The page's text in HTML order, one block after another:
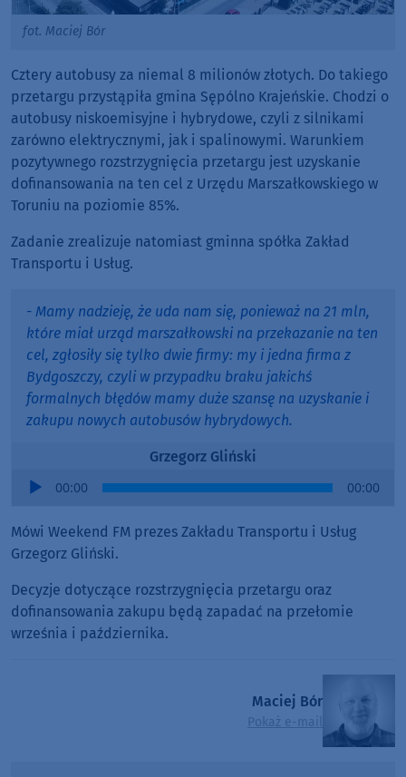
fot. Maciej Bór
Cztery autobusy za niemal 8 milionów złotych. Do takiego
przetargu przystąpiła gmina Sępólno Krajeńskie. Chodzi o
autobusy niskoemisyjne i hybrydowe, czyli z silnikami
zarówno elektrycznymi, jak i spalinowymi. Warunkiem
pozytywnego rozstrzygnięcia przetargu jest uzyskanie
dofinansowania na ten cel z Urzędu Marszałkowskiego w
Toruniu na poziomie 85%.
Zadanie zrealizuje natomiast gminna spółka Zakład
Transportu i Usług.
- Mamy nadzieję, że uda nam się, ponieważ na 21 mln,
które miał urząd marszałkowski na przekazanie na ten
cel, zgłosiły się tylko dwie firmy: my i jedna firma z
Bydgoszczy, czyli w przypadku braku jakichś
formalnych błędów mamy duże szansę na uzyskanie i
zakupu nowych autobusów hybrydowych.
Grzegorz Gliński
Audio
00:00 00:00
Mówi Weekend FM prezes Zakładu Transportu i Usług
Grzegorz Gliński.
Decyzje dotyczące rozstrzygnięcia przetargu oraz
dofinansowania zakupu będą zapadać na przełomie
września i października.
Maciej Bór
Pokaż e-mail